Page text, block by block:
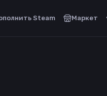
Steam Маркет